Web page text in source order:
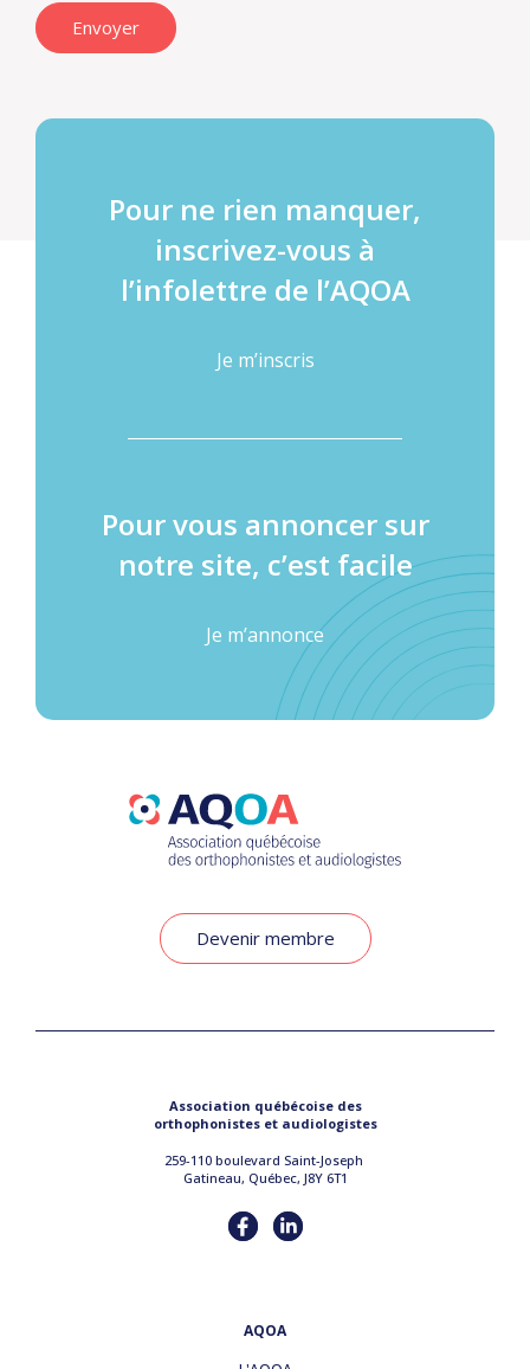
Envoyer
Pour ne rien manquer,
inscrivez-vous à
l’infolettre de l’AQOA
Je m’inscris
Pour vous annoncer sur
notre site, c’est facile
Je m’annonce
Devenir membre
Association québécoise des
orthophonistes et audiologistes
259-110 boulevard Saint-Joseph
Gatineau, Québec, J8Y 6T1
AQOA